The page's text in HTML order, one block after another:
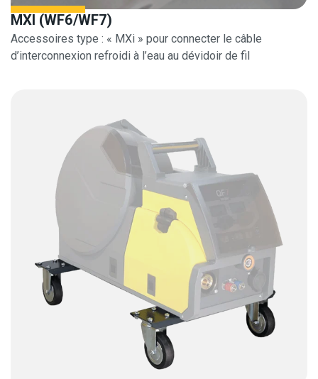
MXI (WF6/WF7)
Accessoires type : « MXi » pour connecter le câble
d’interconnexion refroidi à l’eau au dévidoir de fil